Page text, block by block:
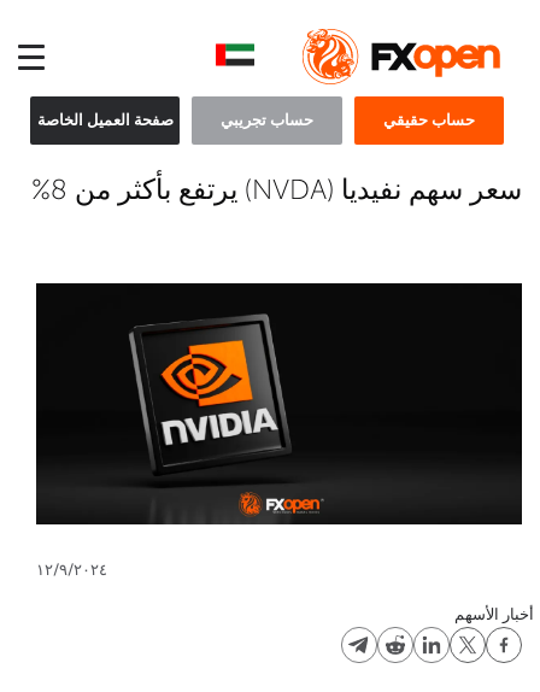
حساب حقيقي حساب تجريبي صفحة العميل الخاصة
سعر سهم نفيديا (NVDA) يرتفع بأكثر من 8%
١٢/٩/٢٠٢٤
أخبار الأسهم